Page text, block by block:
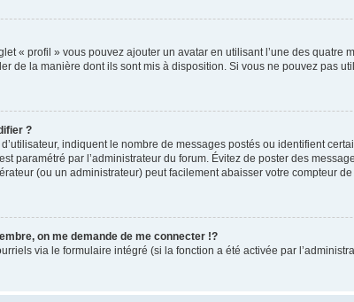
« profil » vous pouvez ajouter un avatar en utilisant l’une des quatre
de la manière dont ils sont mis à disposition. Si vous ne pouvez pas
?
indiquent le nombre de messages postés ou identifient
paramétré par l’administrateur du forum. Évitez de poster des
(ou un administrateur) peut facilement abaisser votre compteur de
on me demande de me connecter !?
via le formulaire intégré (si la fonction a été activée par